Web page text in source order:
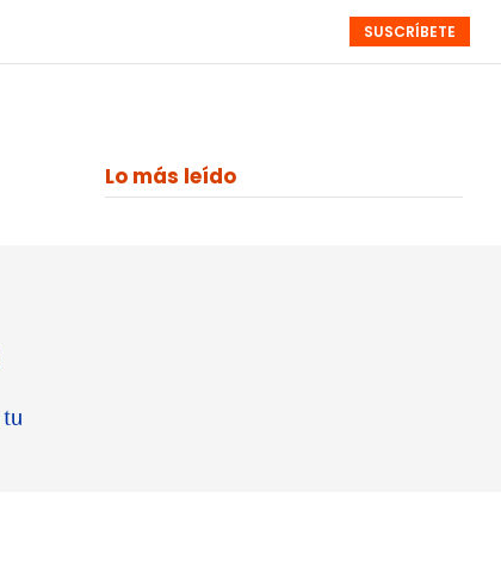
SEMANALES
MONOGRÁFICOS EVENTOS
SUSCRÍBETE
Lo más leído